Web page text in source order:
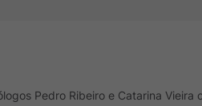
Pedro Ribeiro e Catarina Vieira